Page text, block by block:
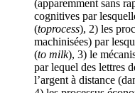
(apparemment sans
cognitives par
(toprocess), 2) les
machinisées) par
(to milk), 3) le
par lequel des lettres
l’argent à distance